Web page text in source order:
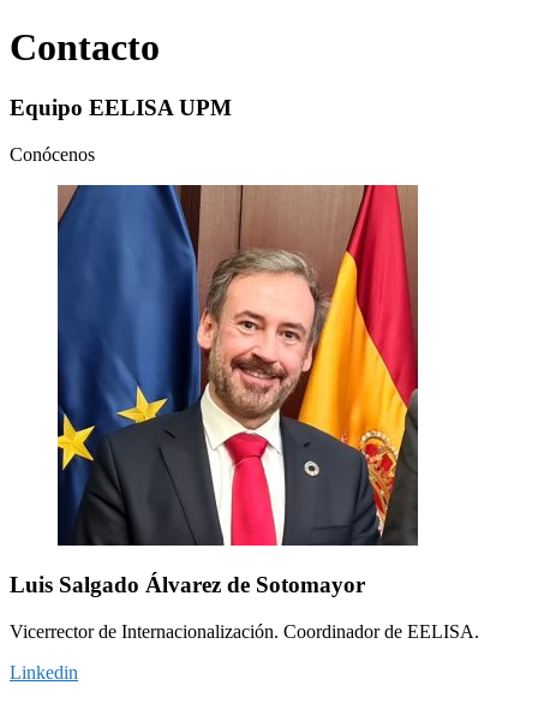
Contacto
Equipo EELISA UPM
Conócenos
Luis Salgado Álvarez de Sotomayor
Vicerrector de Internacionalización. Coordinador de EELISA.
Linkedin